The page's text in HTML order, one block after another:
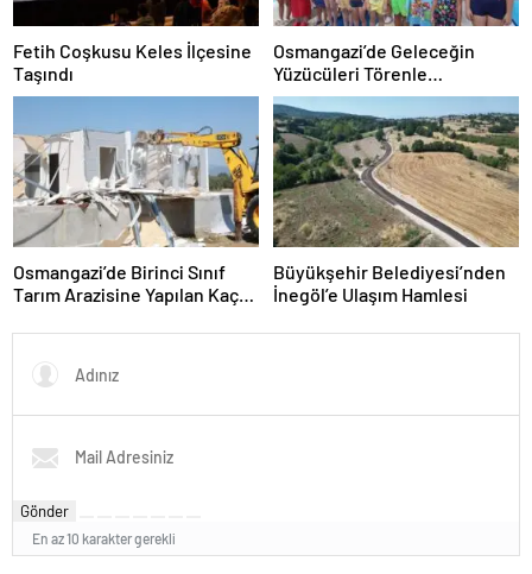
Fetih Coşkusu Keles İlçesine
Taşındı
Osmangazi’de Geleceğin
Yüzücüleri Törenle
Sertifikalarını Aldı
Osmangazi’de Birinci Sınıf
Tarım Arazisine Yapılan Kaçak
Büyükşehir Belediyesi’nden
İnegöl’e Ulaşım Hamlesi
Gönder
En az 10 karakter gerekli